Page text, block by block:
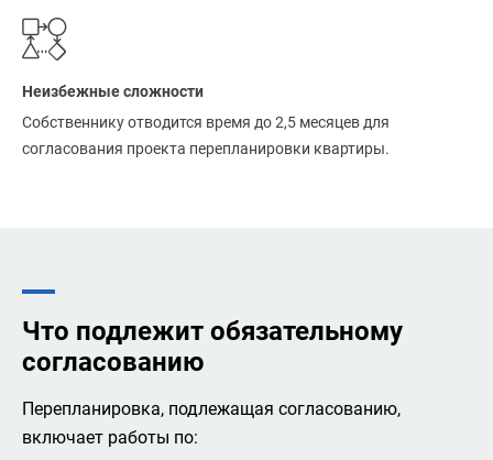
Неизбежные сложности
Собственнику отводится время до 2,5 месяцев для
согласования проекта перепланировки квартиры.
Что подлежит обязательному
согласованию
Перепланировка, подлежащая согласованию,
включает работы по: